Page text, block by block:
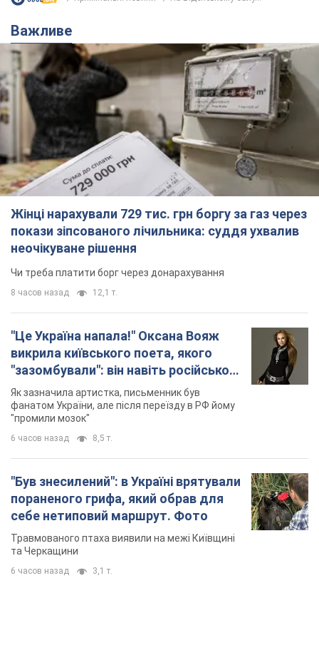
Важливе
Жінці нарахували 729 тис. грн боргу за газ через
покази зіпсованого лічильника: суддя ухвалив
неочікуване рішення
Чи треба платити борг через донарахування
8 часов назад 12,1 т.
"Це Україна напала!" Оксана Вояж
викрила київського поета, якого
"зазомбували": він навіть російської
не знав, а тепер хоче геноциду
українців
Як зазначила артистка, письменник був
фанатом України, але після переїзду в РФ йому
"промили мозок"
6 часов назад 8,5 т.
"Був знесилений": в Україні врятували
пораненого грифа, який обрав для
себе нетиповий маршрут. Фото
Травмованого птаха виявили на межі Київщині
та Черкащини
6 часов назад 3,1 т.